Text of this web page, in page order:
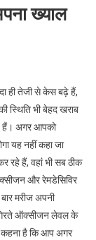
ख्याल
ही तेजी से केस बढ़े हैं,
स्थिति भी बेहद खराब
हैं। अगर आपको
यह नहीं कहा जा
रहे हैं, वहां भी सब ठीक
और रेमडेसिविर
मरीज अपनी
ऑक्सीजन लेवल के
कहना है कि आप अगर